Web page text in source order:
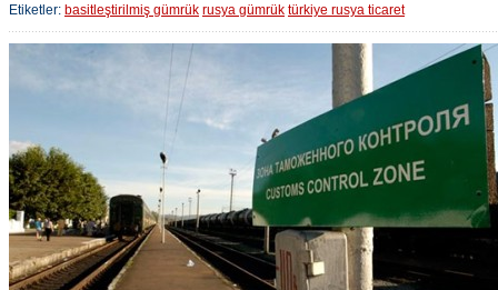
Etiketler: basitleştirilmiş gümrük rusya gümrük türkiye rusya ticaret